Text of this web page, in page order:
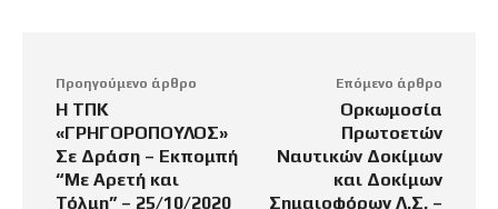
Προηγούμενο άρθρο
Η ΤΠΚ
«ΓΡΗΓΟΡΟΠΟΥΛΟΣ»
Σε Δράση – Εκπομπή
“Με Αρετή και
Τόλμη” – 25/10/2020
Επόμενο άρθρο
Ορκωμοσία
Πρωτοετών
Ναυτικών Δοκίμων
και Δοκίμων
Σημαιοφόρων Λ.Σ. –